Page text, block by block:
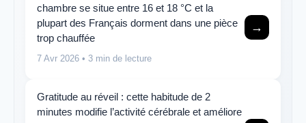
chambre se situe entre 16 et 18 °C et la
plupart des Français dorment dans une pièce
trop chauffée
7 Avr 2026 • 3 min de lecture
→
Gratitude au réveil : cette habitude de 2
minutes modifie l’activité cérébrale et améliore